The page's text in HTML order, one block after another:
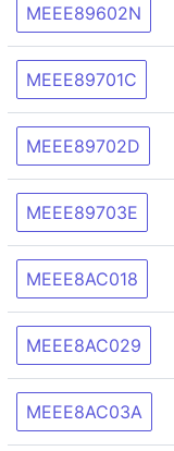
MEEE89602N
MEEE89701C
MEEE89702D
MEEE89703E
MEEE8AC018
MEEE8AC029
MEEE8AC03A